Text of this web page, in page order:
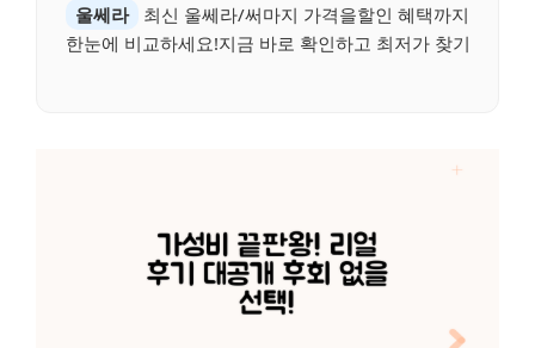
울쎄라
최신 울쎄라/써마지 가격을할인 혜택까지
한눈에 비교하세요!지금 바로 확인하고 최저가 찾기